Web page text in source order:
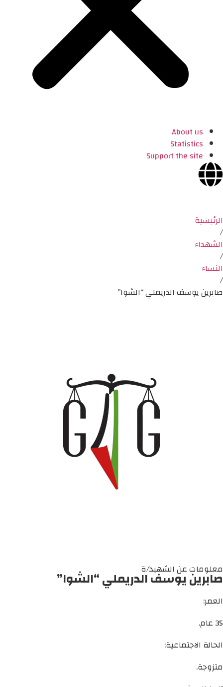
About us
Statistics
Support the site
الرئيسية
/
الشهداء
/
النساء
/
صابرين يوسف الدريملي “الشوا”
معلومات عن الشهيد/ة
صابرين يوسف الدريملي “الشوا”
العمر:
35 عام.
الحالة الاجتماعية:
متزوجة.